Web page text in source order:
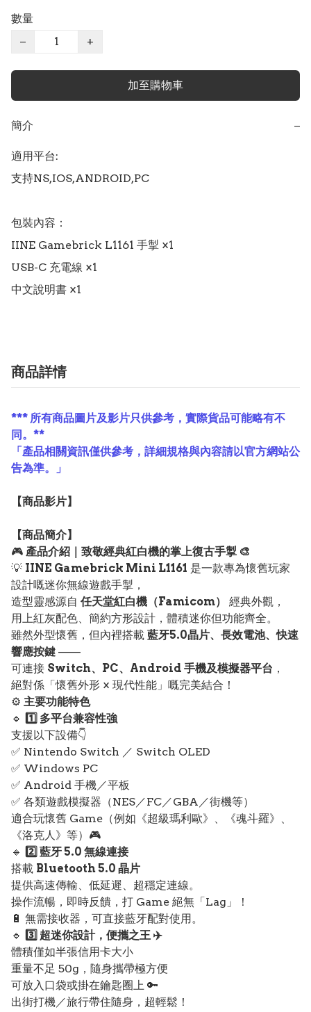
數量
−
+
加至購物車
簡介 −
適用平台:
支持NS,IOS,ANDROID,PC
包裝內容：
IINE Gamebrick L1161 手掣 ×1
USB-C 充電線 ×1
中文說明書 ×1
商品詳情
*** 所有商品圖片及影片只供參考，實際貨品可能略有不
同。**
「產品相關資訊僅供參考，詳細規格與內容請以官方網站公
告為準。」
【商品影片】
【商品簡介】
🎮 產品介紹｜致敬經典紅白機的掌上復古手掣 🎨
💡 IINE Gamebrick Mini L1161 是一款專為懷舊玩家
設計嘅迷你無線遊戲手掣，
造型靈感源自 任天堂紅白機（Famicom）
經典外觀，
用上紅灰配色、簡約方形設計，體積迷你但功能齊全。
雖然外型懷舊，但內裡搭載 藍牙5.0晶片、長效電池、快速
響應按鍵 ——
可連接 Switch、PC、Android 手機及模擬器平台 ，
絕對係「懷舊外形 × 現代性能」嘅完美結合！
⚙️ 主要功能特色
🔹
1️⃣ 多平台兼容性強
支援以下設備👇
✅ Nintendo Switch ／ Switch OLED
✅ Windows PC
✅ Android 手機／平板
✅ 各類遊戲模擬器（NES／FC／GBA／街機等）
適合玩懷舊 Game（例如《超級瑪利歐》、《魂斗羅》、
《洛克人》等）🎮
🔹
2️⃣ 藍牙 5.0 無線連接
搭載 Bluetooth 5.0 晶片
提供高速傳輸、低延遲、超穩定連線。
操作流暢，即時反饋，打 Game 絕無「Lag」！
🔋 無需接收器，可直接藍牙配對使用。
🔹
3️⃣ 超迷你設計，便攜之王 ✈️
體積僅如半張信用卡大小
重量不足 50g，隨身攜帶極方便
可放入口袋或掛在鑰匙圈上 🔑
出街打機／旅行帶住隨身，超輕鬆！